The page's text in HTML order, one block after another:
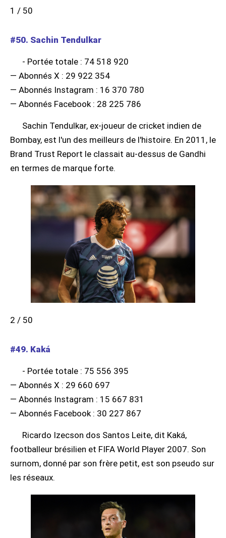
1 / 50
#50. Sachin Tendulkar
- Portée totale : 74 518 920
— Abonnés X : 29 922 354
— Abonnés Instagram : 16 370 780
— Abonnés Facebook : 28 225 786
Sachin Tendulkar, ex-joueur de cricket indien de
Bombay, est l'un des meilleurs de l'histoire. En 2011, le
Brand Trust Report le classait au-dessus de Gandhi
en termes de marque forte.
2 / 50
#49. Kaká
- Portée totale : 75 556 395
— Abonnés X : 29 660 697
— Abonnés Instagram : 15 667 831
— Abonnés Facebook : 30 227 867
Ricardo Izecson dos Santos Leite, dit Kaká,
footballeur brésilien et FIFA World Player 2007. Son
surnom, donné par son frère petit, est son pseudo sur
les réseaux.